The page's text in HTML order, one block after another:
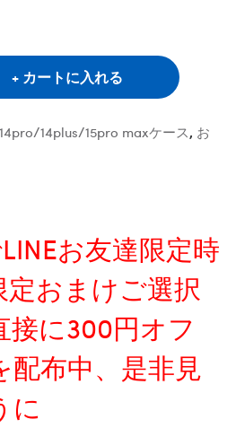
カートに入れる
14plus/15pro maxケース, お
お友達限定時
おまけご選択
に300円オフ
配布中、是非見
に